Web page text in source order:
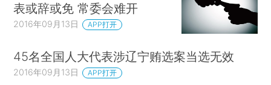
表或辞或免 常委会难开
2016年09月13日 APP打开
45名全国人大代表涉辽宁贿选案当选无效
2016年09月13日 APP打开